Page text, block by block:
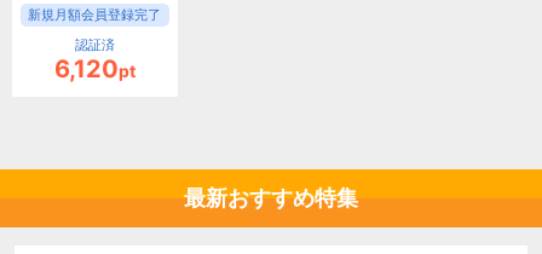
新規月額会員登録完了
認証済
6,120pt
最新おすすめ特集